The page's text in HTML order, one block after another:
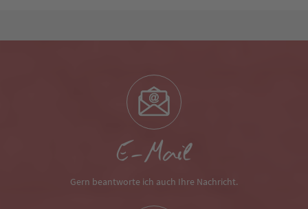
E-Mail
Gern beantworte ich auch Ihre Nachricht.